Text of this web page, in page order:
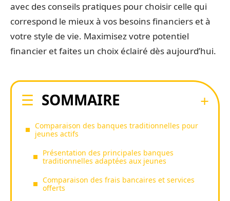
avec des conseils pratiques pour choisir celle qui
correspond le mieux à vos besoins financiers et à
votre style de vie. Maximisez votre potentiel
financier et faites un choix éclairé dès aujourd’hui.
SOMMAIRE
Comparaison des banques traditionnelles pour
jeunes actifs
Présentation des principales banques
traditionnelles adaptées aux jeunes
Comparaison des frais bancaires et services
offerts